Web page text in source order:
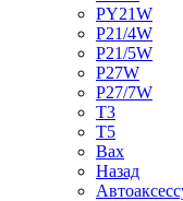
PY21W
P21/4W
P21/5W
P27W
P27/7W
T3
T5
Bax
Назад